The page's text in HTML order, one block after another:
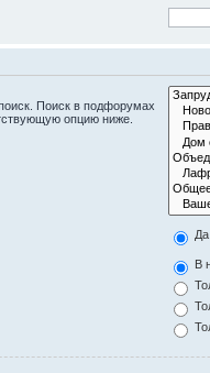
Поиск в подфорумах
опцию ниже.
Да
В